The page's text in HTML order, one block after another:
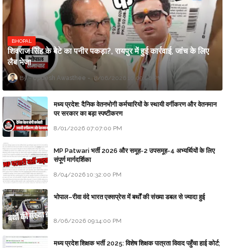
BHOPAL
शिवराज सिंह के बेटे का पनीर पकड़ा?, रायपुर में हुई कार्रवाई, जांच के लिए
लैब भेजा
Updesh Awasthee 8/06/2026 10:09:00 PM
मध्य प्रदेश: दैनिक वेतनभोगी कर्मचारियों के स्थायी वर्गीकरण और वेतनमान
पर सरकार का बड़ा स्पष्टीकरण
8/01/2026 07:07:00 PM
MP Patwari भर्ती 2026 और समूह-2 उपसमूह-4 अभ्यर्थियों के लिए
संपूर्ण मार्गदर्शिका
8/04/2026 10:32:00 PM
भोपाल–रीवा वंदे भारत एक्सप्रेस में बर्थों की संख्या डबल से ज्यादा हुई
8/06/2026 09:14:00 PM
मध्य प्रदेश शिक्षक भर्ती 2025: विशेष शिक्षक पात्रता विवाद पहुँचा हाई कोर्ट;